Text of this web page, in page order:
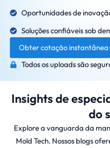
Oportunidades de
Soluções confiáveis sob
Obter cotação instantânea
Todos os uploads são
Insights de
do
Explore a vanguarda da
Mold Tech. Nossos blogs